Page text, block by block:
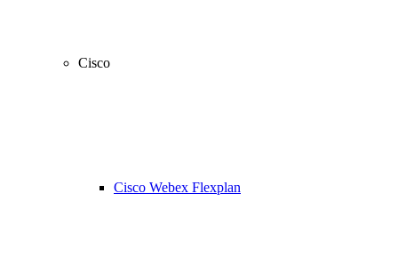
Cisco
Cisco Webex Flexplan